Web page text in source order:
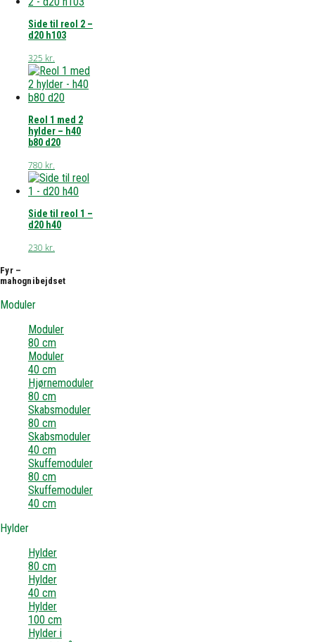
Side til reol 2 –
d20 h103
325 kr.
Reol 1 med 2
hylder – h40
b80 d20
780 kr.
Side til reol 1 –
d20 h40
230 kr.
Fyr –
mahognibejdset
Moduler
Moduler
80 cm
Moduler
40 cm
Hjørnemoduler
80 cm
Skabsmoduler
80 cm
Skabsmoduler
40 cm
Skuffemoduler
80 cm
Skuffemoduler
40 cm
Hylder
Hylder
80 cm
Hylder
40 cm
Hylder
100 cm
Hylder i